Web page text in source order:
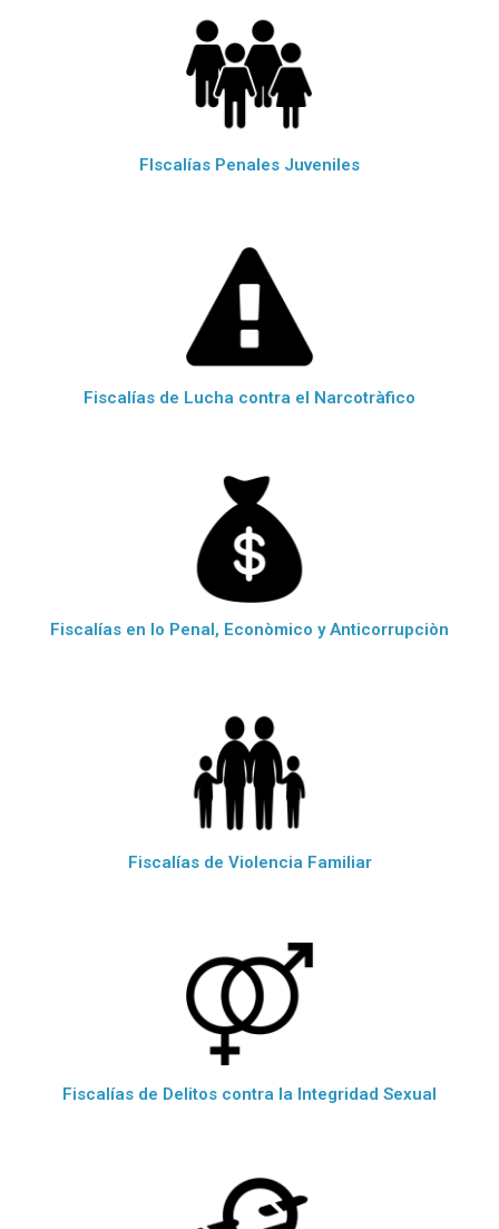
FIscalías Penales Juveniles
Fiscalías de Lucha contra el Narcotràfico
Fiscalías en lo Penal, Econòmico y Anticorrupciòn
Fiscalías de Violencia Familiar
Fiscalías de Delitos contra la Integridad Sexual